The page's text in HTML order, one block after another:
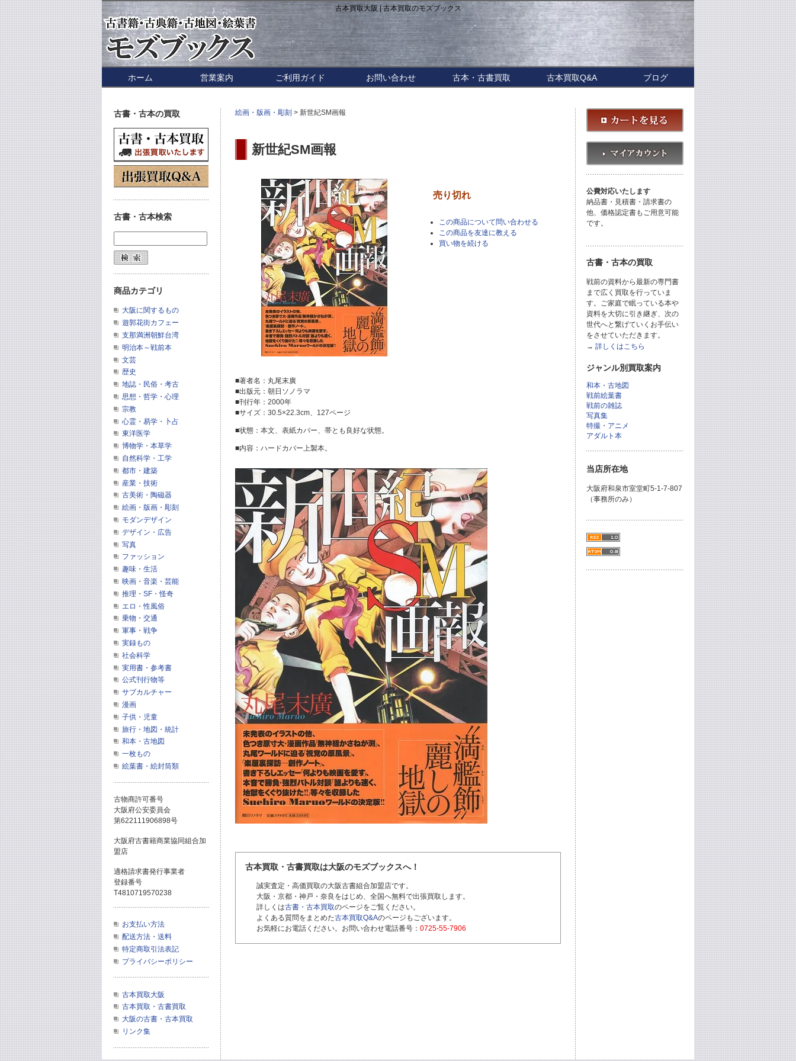
古本買取大阪 | 古本買取のモズブックス
ホーム 営業案内 ご利用ガイド お問い合わせ 古本・古書買取 古本買取Q&A ブログ
絵画・版画・彫刻 > 新世紀SM画報
新世紀SM画報
売り切れ
この商品について問い合わせる
この商品を友達に教える
買い物を続ける
■著者名：丸尾末廣
■出版元：朝日ソノラマ
■刊行年：2000年
■サイズ：30.5×22.3cm、127ページ
■状態：本文、表紙カバー、帯とも良好な状態。
■内容：ハードカバー上製本。
古本買取・古書買取は大阪のモズブックスへ！
誠実査定・高価買取の大阪古書組合加盟店です。
大阪・京都・神戸・奈良をはじめ、全国へ無料で出張買取します。
詳しくは古書・古本買取のページをご覧ください。
よくある質問をまとめた古本買取Q&Aのページもございます。
お気軽にお電話ください。お問い合わせ電話番号： 0725-55-7906
古書・古本の買取
古書・古本検索
商品カテゴリ
大阪に関するもの
遊郭花街カフェー
支那満洲朝鮮台湾
明治本～戦前本
文芸
歴史
地誌・民俗・考古
思想・哲学・心理
宗教
心霊・易学・卜占
東洋医学
博物学・本草学
自然科学・工学
都市・建築
産業・技術
古美術・陶磁器
絵画・版画・彫刻
モダンデザイン
デザイン・広告
写真
ファッション
趣味・生活
映画・音楽・芸能
推理・SF・怪奇
エロ・性風俗
乗物・交通
軍事・戦争
実録もの
社会科学
実用書・参考書
公式刊行物等
サブカルチャー
漫画
子供・児童
旅行・地図・統計
和本・古地図
一枚もの
絵葉書・絵封筒類
古物商許可番号
大阪府公安委員会
第622111906898号
大阪府古書籍商業協同組合加
盟店
適格請求書発行事業者
登録番号
T4810719570238
お支払い方法
配送方法・送料
特定商取引法表記
プライバシーポリシー
古本買取大阪
古本買取・古書買取
大阪の古書・古本買取
リンク集
公費対応いたします
納品書・見積書・請求書の
他、価格認定書もご用意可能
です。
古書・古本の買取
戦前の資料から最新の専門書
まで広く買取を行っていま
す。ご家庭で眠っている本や
資料を大切に引き継ぎ、次の
世代へと繋げていくお手伝い
をさせていただきます。
→ 詳しくはこちら
ジャンル別買取案内
和本・古地図
戦前絵葉書
戦前の雑誌
写真集
特撮・アニメ
アダルト本
当店所在地
大阪府和泉市室堂町5-1-7-807
（事務所のみ）